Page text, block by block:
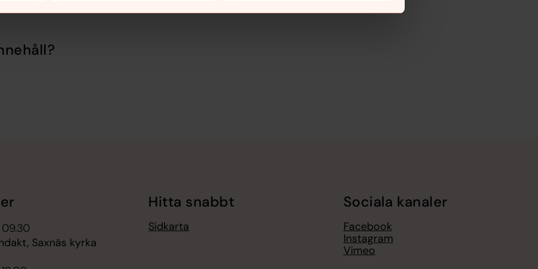
Saxnäs kyrka
Hitta snabbt
Sidkarta
Sociala kanaler
Facebook
Instagram
Vimeo